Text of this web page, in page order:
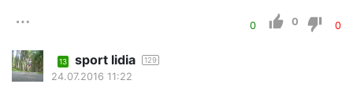
0 0 0
13 sport lidia 129
24.07.2016 11:22